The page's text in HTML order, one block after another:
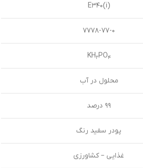
E340(i)
7778-77-0
KH2PO4
محلول در آب
99 درصد
پودر سفید رنگ
غذایی – کشاورزی